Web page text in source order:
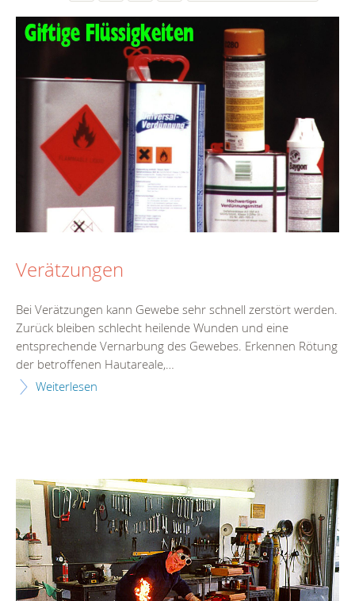
Verätzungen
Bei Verätzungen kann Gewebe sehr schnell zerstört werden.
Zurück bleiben schlecht heilende Wunden und eine
entsprechende Vernarbung des Gewebes. Erkennen Rötung
der betroffenen Hautareale,…
Weiterlesen